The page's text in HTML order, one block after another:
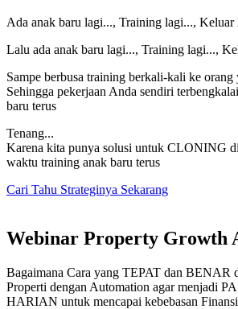
Ada anak baru lagi..., Training lagi..., Keluar
Lalu ada anak baru lagi..., Training lagi...,
Sampe berbusa training berkali-kali ke orang
Sehingga pekerjaan Anda sendiri
baru terus
Tenang...
Karena kita punya solusi untuk CLONING
waktu training anak baru terus
Cari Tahu Strateginya Sekarang
Webinar Property Growth
Bagaimana Cara yang TEPAT dan BENAR
Properti dengan Automation agar menjadi
HARIAN untuk mencapai kebebasan